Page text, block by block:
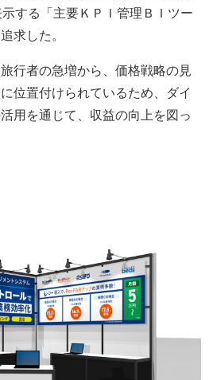
する「主要ＫＰＩ管理ＢＩツー
求した。
行者の急増から、価格戦略の見
位置付けられているため、ダイ
用を通じて、収益の向上を図っ